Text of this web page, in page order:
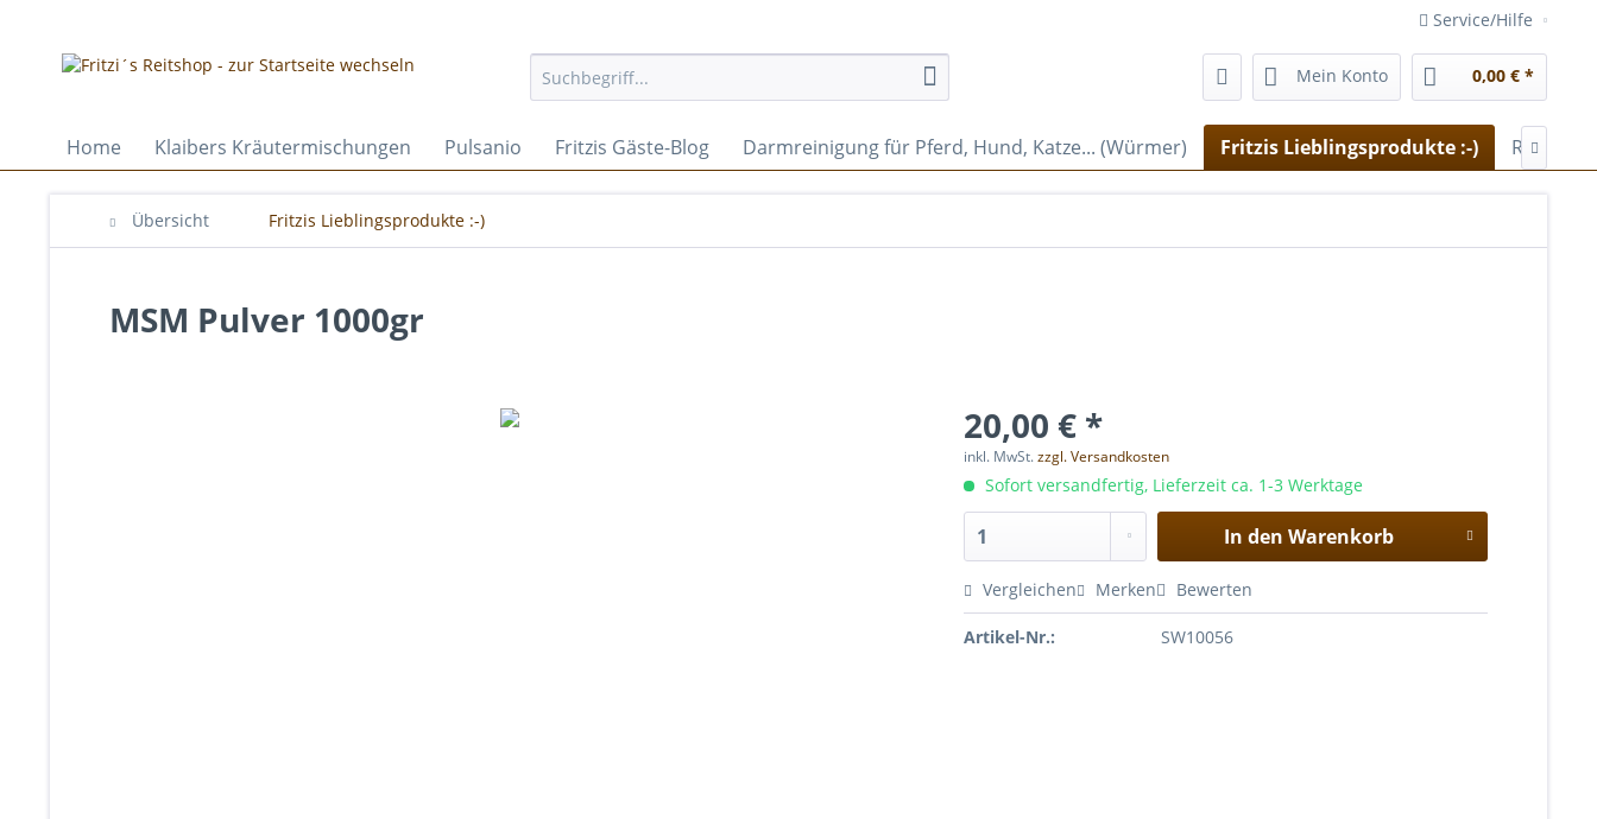
Service/Hilfe
Mein Konto 0,00 € *
Home Klaibers Kräutermischungen Pulsanio Fritzis Gäste-Blog Darmreinigung für Pferd, Hund, Katze... (Würmer) Fritzis Lieblingsprodukte :-) Robert

Übersicht Fritzis Lieblingsprodukte :-)
MSM Pulver 1000gr
20,00 € *
inkl. MwSt.zzgl. Versandkosten
Sofort versandfertig, Lieferzeit ca. 1-3 Werktage
In den Warenkorb
Vergleichen Merken Bewerten
Artikel-Nr.: SW10056